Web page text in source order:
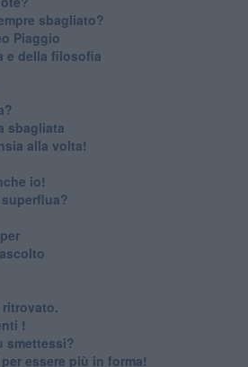
sbagliato?
Piaggio
e della filosofia
sbagliata
alla volta!
io!
!
smettessi?
essere più in forma!